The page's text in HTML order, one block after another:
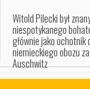
Witold Pilecki był
niespotykanego
głównie jako ochotnik
niemieckiego obozu
Auschwitz